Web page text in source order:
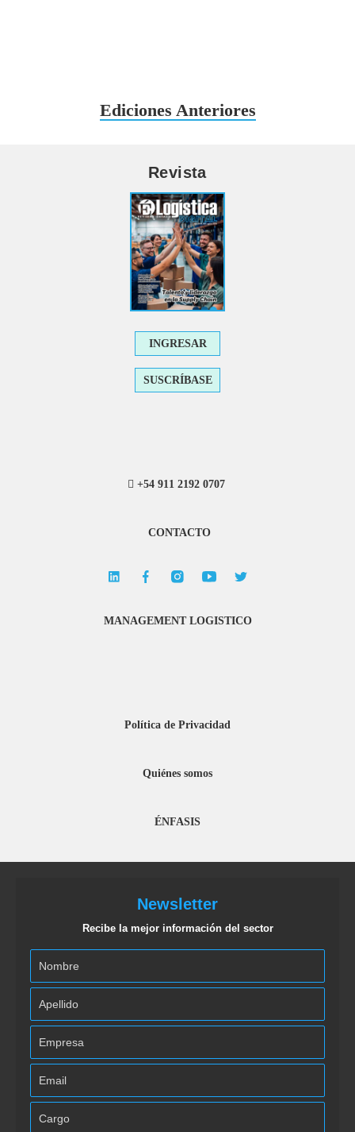
Ediciones Anteriores
Revista
INGRESAR
SUSCRÍBASE
+54 911 2192 0707
CONTACTO
MANAGEMENT LOGISTICO
Política de Privacidad
Quiénes somos
ÉNFASIS
Newsletter
Recibe la mejor información del sector